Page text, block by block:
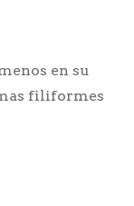
en su
filiformes